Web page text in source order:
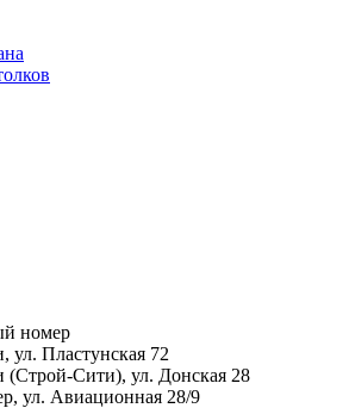
номер
ул. Пластунская 72
(Строй-Сити), ул. Донская 28
ул. Авиационная 28/9